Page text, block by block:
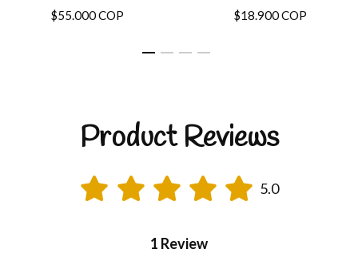
$55.000 COP $18.900 COP
Product Reviews
5.0
1 Review